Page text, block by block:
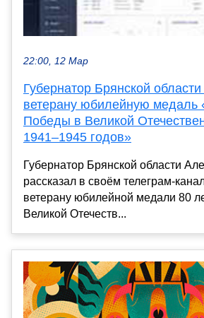
22:00, 12 Мар
Губернатор Брянской
ветерану юбилейную медаль
Победы в Великой
1941–1945 годов»
Губернатор Брянской области
рассказал в своём телеграм-
ветерану юбилейной медали 80
Великой Отечеств...